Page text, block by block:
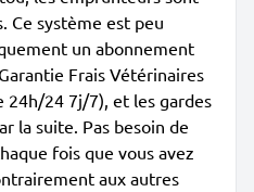
Ce système est peu
un abonnement
Frais Vétérinaires
24h/24 7j/7), et les gardes
la suite. Pas besoin de
fois que vous avez
aux autres